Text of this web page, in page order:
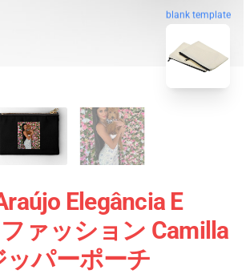
blank template
Elegância E
ァッション Camilla
ッパーポーチ